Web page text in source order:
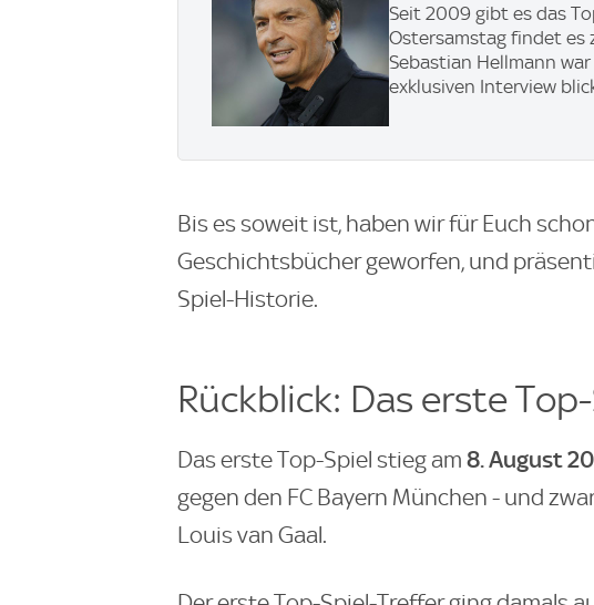
Seit 2009 gibt es das
Ostersamstag findet es
Sebastian Hellmann
exklusiven Interview
Bis es soweit ist, haben wir für Euch
Geschichtsbücher geworfen, und
Spiel-Historie.
Rückblick: Das erste
Das erste Top-Spiel stieg am 8. August
gegen den FC Bayern München - und
Louis van Gaal.